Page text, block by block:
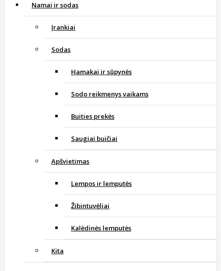
Namai ir sodas
Įrankiai
Sodas
Hamakai ir sūpynės
Sodo reikmenys vaikams
Buities prekės
Saugiai buičiai
Apšvietimas
Lempos ir lemputės
Žibintuvėliai
Kalėdinės lemputės
Kita